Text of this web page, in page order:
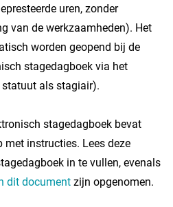
uren, zonder
van de werkzaamheden). Het
worden geopend bij de
stagedagboek via het
als stagiair).
stagedagboek bevat
met instructies. Lees deze
in te vullen, evenals
dit document zijn opgenomen.